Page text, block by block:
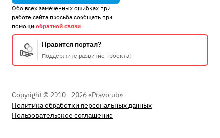
Обо всех замеченных ошибках при
работе сайта просьба сообщать при
помощи обратной связи
Нравится портал?
Поддержите развитие проекта!
Copyright © 2010—2026 «Pravorub»
Политика обработки персональных данных
Пользовательское соглашение